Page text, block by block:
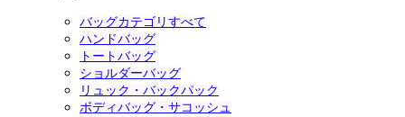
バッグカテゴリすべて
ハンドバッグ
トートバッグ
ショルダーバッグ
リュック・バックパック
ボディバッグ・サコッシュ